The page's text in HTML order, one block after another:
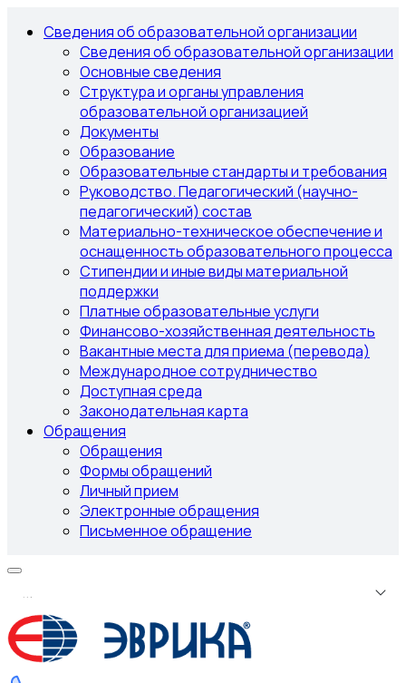
Сведения об образовательной организации
Сведения об образовательной организации
Основные сведения
Структура и органы управления
образовательной организацией
Документы
Образование
Образовательные стандарты и требования
Руководство. Педагогический (научно-
педагогический) состав
Материально-техническое обеспечение и
оснащенность образовательного процесса
Стипендии и иные виды материальной
поддержки
Платные образовательные услуги
Финансово-хозяйственная деятельность
Вакантные места для приема (перевода)
Международное сотрудничество
Доступная среда
Законодательная карта
Обращения
Обращения
Формы обращений
Личный прием
Электронные обращения
Письменное обращение
...